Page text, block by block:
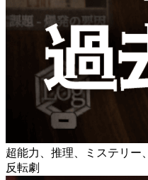
超能力、推理、ミステリー
反転劇